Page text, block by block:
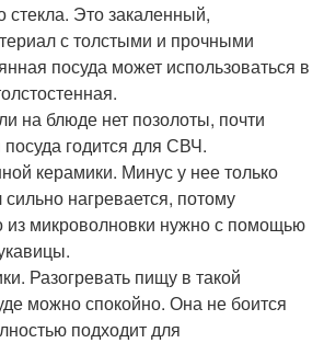
стекла. Это закаленный,
с толстыми и прочными
посуда может использоваться в
на блюде нет позолоты, почти
посуда годится для СВЧ.
керамики. Минус у нее только
нагревается, потому
из микроволновки нужно с помощью
Разогревать пищу в такой
можно спокойно. Она не боится
подходит для